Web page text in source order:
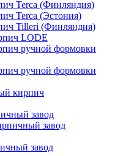
Terca (Финляндия)
Terca (Эстония)
Tilleri (Финляндия)
LODE
ручной формовки
ручной формовки
кирпич
завод
завод
завод